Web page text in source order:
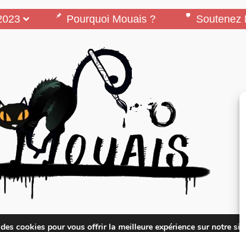
Pourquoi Mouais ? Soutenez
édité par l’Association ARMA,
cookies pour vous offrir la meilleure expérience sur notre site.